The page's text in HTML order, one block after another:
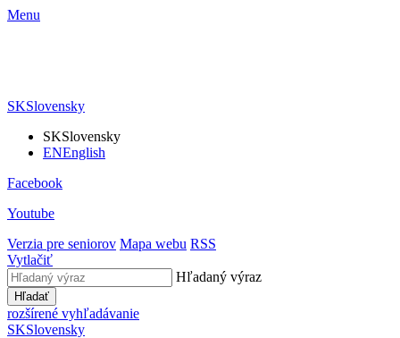
Menu
SKSlovensky
SKSlovensky
ENEnglish
Facebook
Youtube
Verzia pre seniorov Mapa webu RSS
Vytlačiť
Hľadaný výraz
Hľadať
rozšírené vyhľadávanie
SKSlovensky